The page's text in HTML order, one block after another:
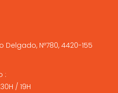
Nº780, 4420-155
:
/ 19H